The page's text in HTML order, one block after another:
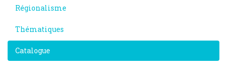
Régionalisme
Thématiques
Catalogue